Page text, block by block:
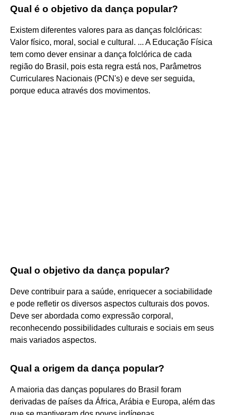
Qual é o objetivo da dança popular?
Existem diferentes valores para as danças folclóricas:
Valor físico, moral, social e cultural. ... A Educação Física
tem como dever ensinar a dança folclórica de cada
região do Brasil, pois esta regra está nos, Parâmetros
Curriculares Nacionais (PCN's) e deve ser seguida,
porque educa através dos movimentos.
Qual o objetivo da dança popular?
Deve contribuir para a saúde, enriquecer a sociabilidade
e pode refletir os diversos aspectos culturais dos povos.
Deve ser abordada como expressão corporal,
reconhecendo possibilidades culturais e sociais em seus
mais variados aspectos.
Qual a origem da dança popular?
A maioria das danças populares do Brasil foram
derivadas de países da África, Arábia e Europa, além das